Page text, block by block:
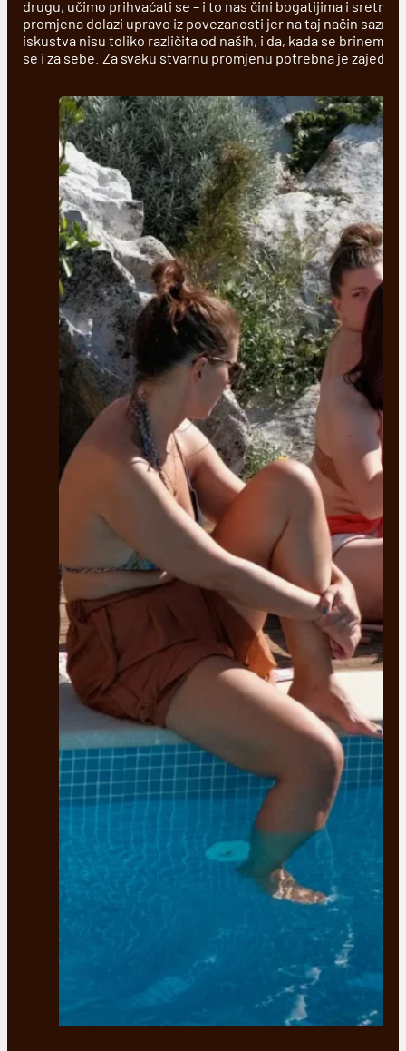
drugu, učimo prihvaćati se – i to nas čini bogatijima i
promjena dolazi upravo iz povezanosti jer na taj način
iskustva nisu toliko različita od naših, i da, kada se brinemo
se i za sebe. Za svaku stvarnu promjenu potrebna je